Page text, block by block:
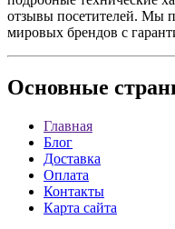
отзывы посетителей. Мы
мировых брендов с
Основные
Главная
Блог
Доставка
Оплата
Контакты
Карта сайта